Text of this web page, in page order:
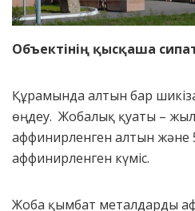
Объектінің қысқаша
Құрамында алтын бар
өңдеу. Жобалық қуаты –
аффинирленген алтын және
аффинирленген күміс.
Жоба қымбат металдарды